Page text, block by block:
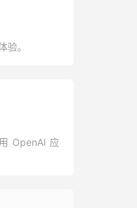
。
OpenAI 应